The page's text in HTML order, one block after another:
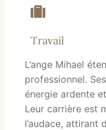
Travail
L’ange Mihael
professionnel.
énergie ardente
Leur carrière est
l’audace, attirant